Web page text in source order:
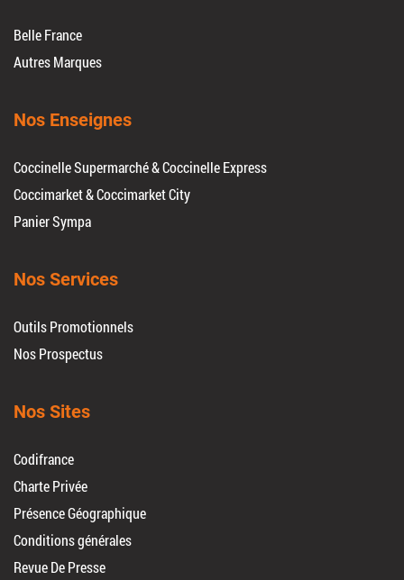
Belle France
Autres Marques
Nos Enseignes
Coccinelle Supermarché & Coccinelle Express
Coccimarket & Coccimarket City
Panier Sympa
Nos Services
Outils Promotionnels
Nos Prospectus
Nos Sites
Codifrance
Charte Privée
Présence Géographique
Conditions générales
Revue De Presse